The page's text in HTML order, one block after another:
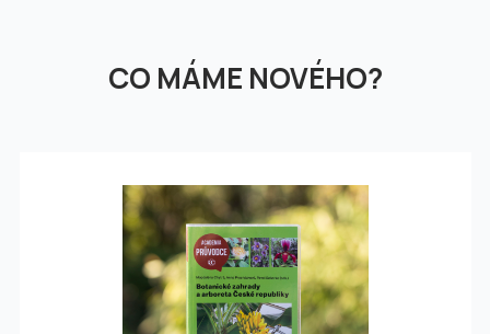
CO MÁME NOVÉHO?